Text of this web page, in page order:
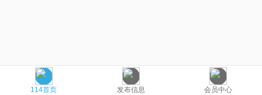
114首页 发布信息 会员中心